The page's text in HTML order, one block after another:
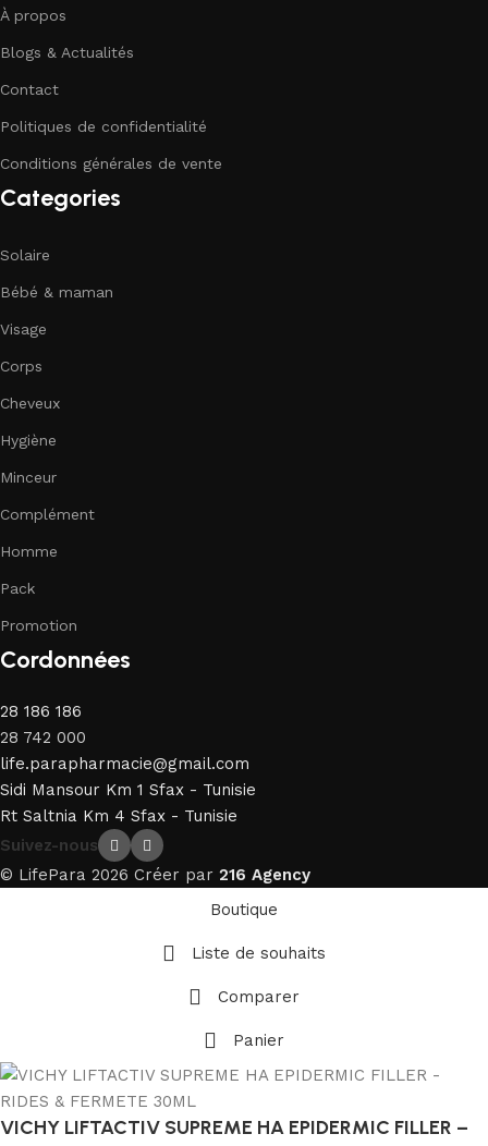
À propos
Blogs & Actualités
Contact
Politiques de confidentialité
Conditions générales de vente
Categories
Solaire
Bébé & maman
Visage
Corps
Cheveux
Hygiène
Minceur
Complément
Homme
Pack
Promotion
Cordonnées
28 186 186
28 742 000
life.parapharmacie@gmail.com
Sidi Mansour Km 1 Sfax - Tunisie
Rt Saltnia Km 4 Sfax - Tunisie
Suivez-nous
© LifePara 2026 Créer par 216 Agency
Boutique
Liste de souhaits
Comparer
Panier
VICHY LIFTACTIV SUPREME HA EPIDERMIC FILLER –